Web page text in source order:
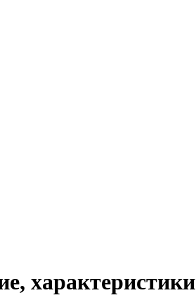
характеристики